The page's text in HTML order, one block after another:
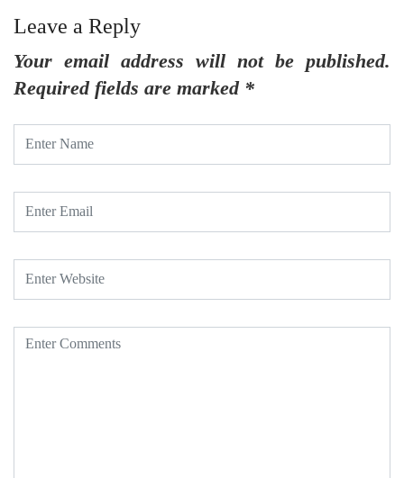
Leave a Reply
Your email address will not be published.
Required fields are marked *